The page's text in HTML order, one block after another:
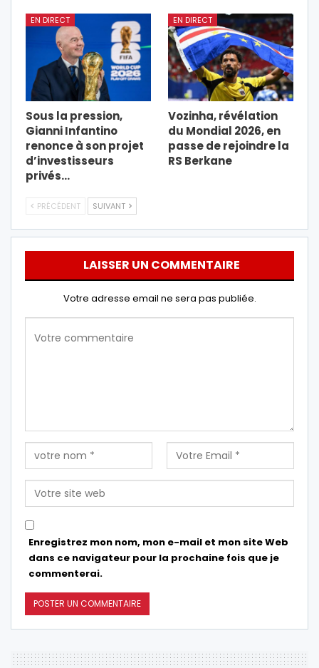
EN DIRECT
Sous la pression,
Gianni Infantino
renonce à son projet
d’investisseurs
privés…
EN DIRECT
Vozinha, révélation
du Mondial 2026, en
passe de rejoindre la
RS Berkane
PRÉCÉDENT SUIVANT
LAISSER UN COMMENTAIRE
Votre adresse email ne sera pas publiée.
Enregistrez mon nom, mon e-mail et mon site Web
dans ce navigateur pour la prochaine fois que je
commenterai.